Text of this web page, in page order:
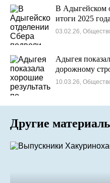
В Адыгейском
итоги 2025
03.02.26,
Адыгея
дорожному
10.03.26,
Другие